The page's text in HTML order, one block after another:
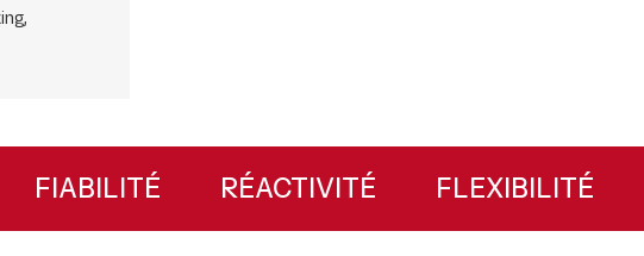
FIABILITÉ RÉACTIVITÉ FLEXIBILITÉ